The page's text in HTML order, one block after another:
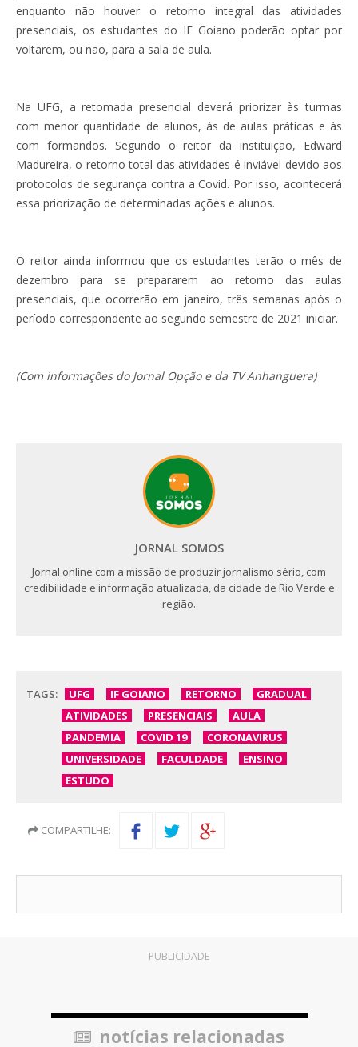
enquanto não houver o retorno integral das atividades
presenciais, os estudantes do IF Goiano poderão optar por
voltarem, ou não, para a sala de aula.
Na UFG, a retomada presencial deverá priorizar às turmas
com menor quantidade de alunos, às de aulas práticas e às
com formandos. Segundo o reitor da instituição, Edward
Madureira, o retorno total das atividades é inviável devido aos
protocolos de segurança contra a Covid. Por isso, acontecerá
essa priorização de determinadas ações e alunos.
O reitor ainda informou que os estudantes terão o mês de
dezembro para se prepararem ao retorno das aulas
presenciais, que ocorrerão em janeiro, três semanas após o
período correspondente ao segundo semestre de 2021 iniciar.
(Com informações do Jornal Opção e da TV Anhanguera)
JORNAL SOMOS
Jornal online com a missão de produzir jornalismo sério, com
credibilidade e informação atualizada, da cidade de Rio Verde e
região.
TAGS: UFG IF GOIANO RETORNO
GRADUAL
ATIVIDADES
PRESENCIAIS
AULA
PANDEMIA
COVID 19
CORONAVIRUS
UNIVERSIDADE
FACULDADE
ENSINO
ESTUDO
COMPARTILHE:
PUBLICIDADE
notícias relacionadas